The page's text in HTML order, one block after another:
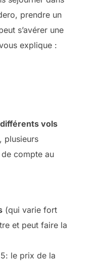
prendre un
s’avérer une
explique :
vols
plusieurs
compte au
(qui varie fort
et peut faire la
le prix de la